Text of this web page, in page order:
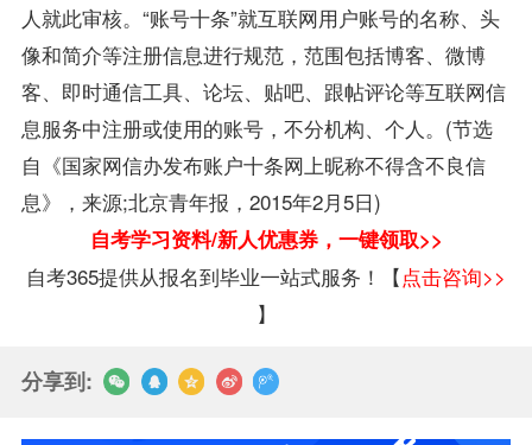
人就此审核。“账号十条”就互联网用户账号的名称、头
像和简介等注册信息进行规范，范围包括博客、微博
客、即时通信工具、论坛、贴吧、跟帖评论等互联网信
息服务中注册或使用的账号，不分机构、个人。(节选
自《国家网信办发布账户十条网上昵称不得含不良信
息》，来源;北京青年报，2015年2月5日)
自考学习资料/新人优惠券，一键领取>>
自考365提供从报名到毕业一站式服务！【点击咨询>>
】
分享到: